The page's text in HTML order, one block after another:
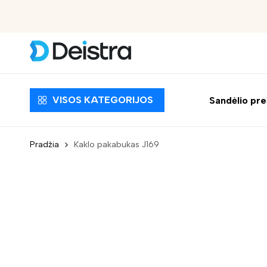
VISOS KATEGORIJOS Sandėlio
Pradžia Kaklo pakabukas J169